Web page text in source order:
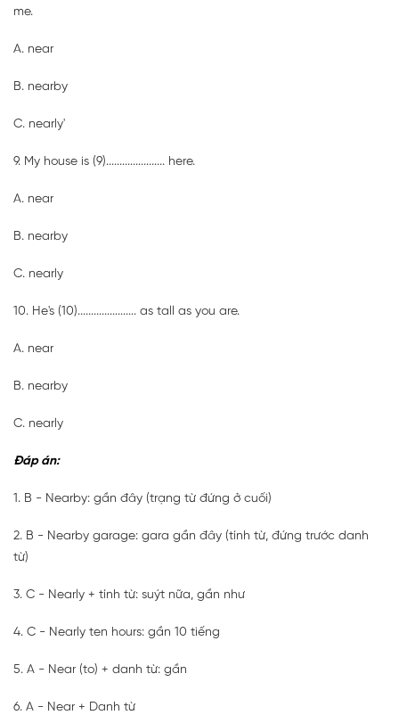
me.
A. near
B. nearby
C. nearly'
9. My house is (9)...................... here.
A. near
B. nearby
C. nearly
10. He's (10)...................... as tall as you are.
A. near
B. nearby
C. nearly
Đáp án:
1. B - Nearby: gần đây (trạng từ đứng ở cuối)
2. B - Nearby garage: gara gần đây (tính từ, đứng trước danh
từ)
3. C - Nearly + tính từ: suýt nữa, gần như
4. C - Nearly ten hours: gần 10 tiếng
5. A - Near (to) + danh từ: gần
6. A - Near + Danh từ